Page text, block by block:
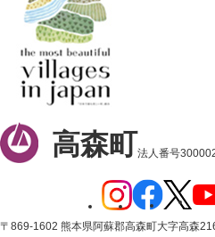
高森町法人番号
〒869-1602 熊本県阿蘇郡高森町大字高森